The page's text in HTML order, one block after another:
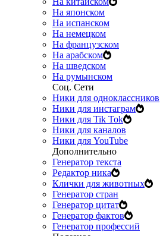
На японском
На испанском
На немецком
На французском
На арабском
На шведском
На румынском
Соц. Сети
Ники для одноклассников
Ники для инстаграм
Ники для Tik Tok
Ники для каналов
Ники для YouTube
Дополнительно
Генератор текста
Редактор ника
Клички для животных
Генератор стран
Генератор цитат
Генератор фактов
Генератор профессий